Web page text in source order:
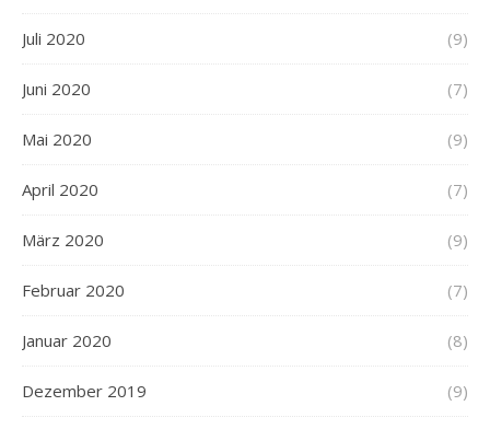
Juli 2020 (9)
Juni 2020 (7)
Mai 2020 (9)
April 2020 (7)
März 2020 (9)
Februar 2020 (7)
Januar 2020 (8)
Dezember 2019 (9)